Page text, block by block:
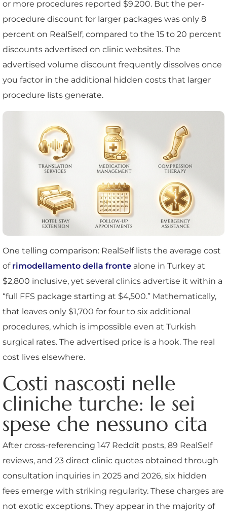
or more procedures reported $9,200. But the per-
procedure discount for larger packages was only 8
percent on RealSelf, compared to the 15 to 20 percent
discounts advertised on clinic websites. The
advertised volume discount frequently dissolves once
you factor in the additional hidden costs that larger
procedure lists generate.
One telling comparison: RealSelf lists the average cost
of rimodellamento della fronte alone in Turkey at
$2,800 inclusive, yet several clinics advertise it within a
“full FFS package starting at $4,500.” Mathematically,
that leaves only $1,700 for four to six additional
procedures, which is impossible even at Turkish
surgical rates. The advertised price is a hook. The real
cost lives elsewhere.
Costi nascosti nelle
cliniche turche: le sei
spese che nessuno cita
After cross-referencing 147 Reddit posts, 89 RealSelf
reviews, and 23 direct clinic quotes obtained through
consultation inquiries in 2025 and 2026, six hidden
fees emerge with striking regularity. These charges are
not exotic exceptions. They appear in the majority of